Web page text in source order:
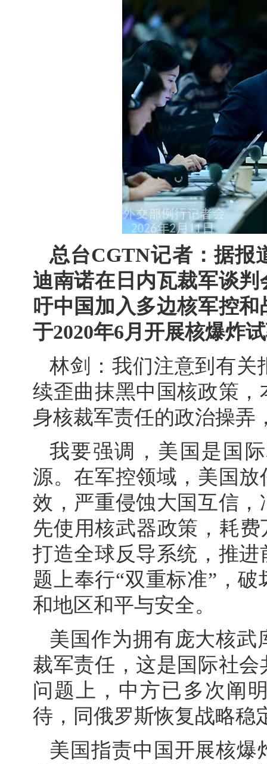
总台CGTN记者：据报
迪南诺在日内瓦裁军谈
吁中国加入多边核军控
于2020年6月开展核爆炸
林剑：我们注意到有关
续歪曲抹黑中国核政策
身核裁军责任的政治操弄
我要强调，美国是国
源。在军控领域，美国
效，严重侵蚀大国互信
先使用核武器政策，耗
打造全球反导系统，推
题上奉行“双重标准”，
和地区和平与安全。
美国作为拥有庞大核
裁军责任，这是国际社
问题上，中方已多次阐
待，同俄罗斯恢复战略稳
美国指责中国开展核